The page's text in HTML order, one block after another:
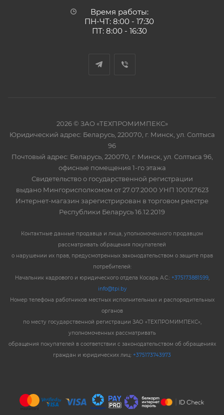
Время работы:
ПН-ЧТ: 8:00 - 17:30
ПТ: 8:00 - 16:30
2026 © ЗАО «ТЕХПРОМИМПЕКС»
Юридический адрес: Беларусь, 220070, г. Минск, ул. Солтыса
96
Почтовый адрес: Беларусь, 220070, г. Минск, ул. Солтыса 96,
офисные помещения 1-го этажа
Свидетельство о государственной регистрации
выдано Мингорисполкомом от 27.07.2000 УНП 100127623
Интернет-магазин зарегистрирован в торговом реестре
Республики Беларусь 16.12.2019
Контактные данные продавца и лица, уполномоченного продавцом
рассматривать обращения покупателей
о нарушении их прав, предусмотренных законодательством о защите прав
потребителей:
Начальник кадрового и юридического отдела Косарь А.С.: +375173881599,
info@tpi.by
Номер телефона работников местных исполнительных и распорядительных
органов
по месту государственной регистрации ЗАО «ТЕХПРОМИМПЕКС»,
уполномоченных рассматривать
обращения покупателей в соответствии с законодательством об обращениях
граждан и юридических лиц: +375173743973